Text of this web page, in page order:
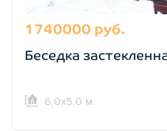
1740000 руб.
Беседка
6,0х5,0 м.